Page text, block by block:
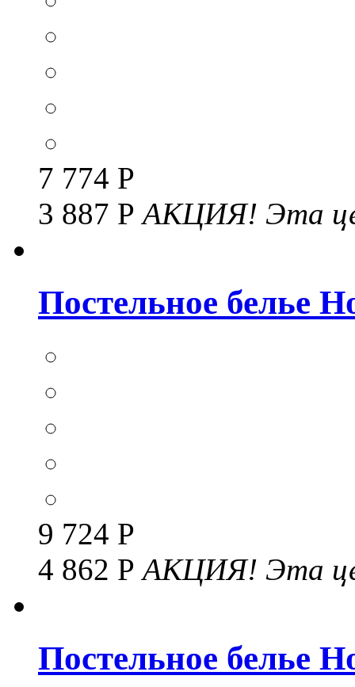
7 774 Р
3 887 РАКЦИЯ! Эта
Постельное белье
9 724 Р
4 862 РАКЦИЯ! Эта
Постельное белье